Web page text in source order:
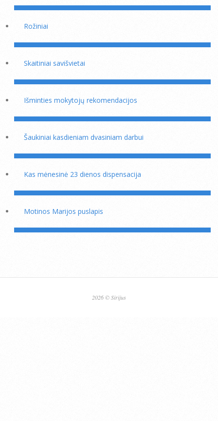
Rožiniai
Skaitiniai savišvietai
Išminties mokytojų rekomendacijos
Šaukiniai kasdieniam dvasiniam darbui
Kas mėnesinė 23 dienos dispensacija
Motinos Marijos puslapis
2026 © Sirijus